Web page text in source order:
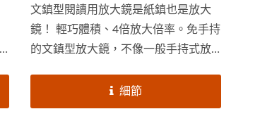
文鎮型閱讀用放大鏡是紙鎮也是放大
鏡！ 輕巧體積、4倍放大倍率。免手持
的文鎮型放大鏡，不像一般手持式放
安全，耐用不易損壞，更棒的是高透
細節